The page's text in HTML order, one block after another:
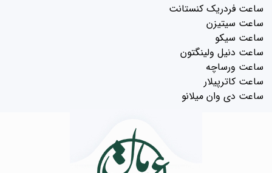
ساعت فردریک کنستانت
ساعت سیتیزن
ساعت سیکو
ساعت دنیل ولینگتون
ساعت ورساچه
ساعت کاترپیلار
ساعت دی وان میلانو